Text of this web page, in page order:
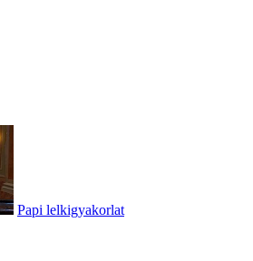
Papi lelkigyakorlat